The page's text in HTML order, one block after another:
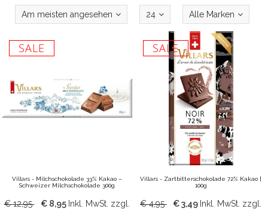
Am meisten angesehen 24 Alle Marken
SALE
Villars - Milchschokolade 33% Kakao –
Schweizer Milchschokolade 300g
€ 12,95 € 8,95 Inkl. MwSt. zzgl.
SALE
Villars - Zartbitterschokolade 72% Kakao |
100g
€ 4,95 € 3,49 Inkl. MwSt. zzgl.